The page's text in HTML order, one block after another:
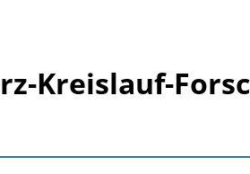
Kreislauf-